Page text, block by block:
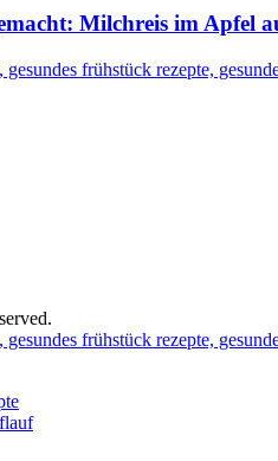
Milchreis im Apfel